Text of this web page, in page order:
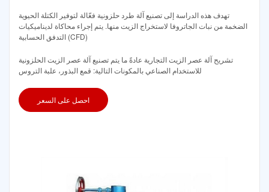
تهدف هذه الدراسة إلى تصنيع آلة طرد حلزونية فعّالة لتوفير الكتلة الحيوية
الضخمة من نبات الجاتروفا لاستخراج الزيت منها. يتم إجراء محاكاة لديناميكيات
التدفق الحسابية (CFD)
تشريح آلة عصر الزيت التجارية عادةً ما يتم تصنيع آلة عصر الزيت الحلزونية
للاستخدام الصناعي بالمكونات التالية: قمع البذور، علبة التروس
احصل على السعر